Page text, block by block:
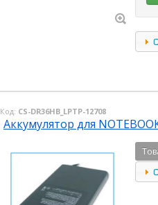
Код: CS-DR36HB_LPTP-12708
Аккумулятор для